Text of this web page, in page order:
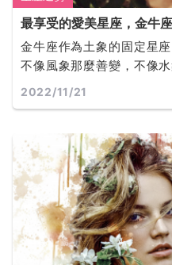
最享受的愛美星座，金牛座
金牛座作為土象的固定星
不像風象那麼善變，不像
中最有品味的星座。他們
2022/11/21